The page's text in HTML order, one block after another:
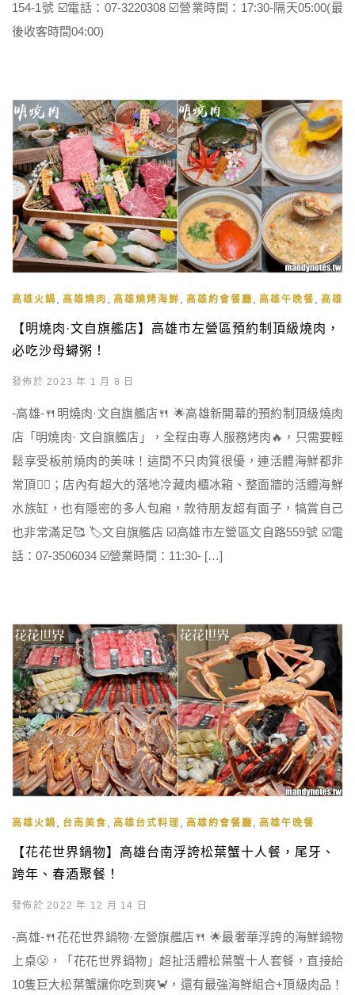
154-1號 ☑️電話：07-3220308 ☑️營業時間：17:30-隔天05:00(最
後收客時間04:00)
高雄火鍋 高雄燒肉 高雄燒烤海鮮 高雄約會餐廳 高雄午晚餐 高雄
【明燒肉·文自旗艦店】高雄市左營區預約制頂級燒肉，
必吃沙母蟳粥！
發佈於 2023 年 1 月 8 日
-高雄-🍴明燒肉·文自旗艦店🍴 🌟高雄新開幕的預約制頂級燒肉
店「明燒肉· 文自旗艦店」，全程由專人服務烤肉🔥，只需要輕
鬆享受板前燒肉的美味！這間不只肉質很優，連活體海鮮都非
常頂👍🏻；店內有超大的落地冷藏肉櫃冰箱、整面牆的活體海鮮
水族缸，也有隱密的多人包廂，款待朋友超有面子，犒賞自己
也非常滿足🥰 🏷文自旗艦店 ☑️高雄市左營區文自路559號 ☑️電
話：07-3506034 ☑️營業時間：11:30- […]
高雄火鍋 台南美食 高雄台式料理 高雄約會餐廳 高雄午晚餐
【花花世界鍋物】高雄台南浮誇松葉蟹十人餐，尾牙、
跨年、春酒聚餐！
發佈於 2022 年 12 月 14 日
-高雄-🍴花花世界鍋物·左營旗艦店🍴 🌟最奢華浮誇的海鮮鍋物
上桌😤，「花花世界鍋物」超扯活體松葉蟹十人套餐，直接給
10隻巨大松葉蟹讓你吃到爽🦀️，還有最強海鮮組合+頂級肉品！